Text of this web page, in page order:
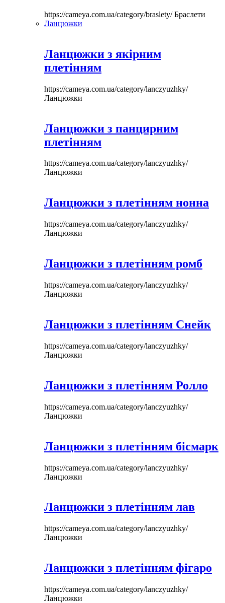
https://cameya.com.ua/category/braslety/Браслети
Ланцюжки
Ланцюжки з якірним
плетінням
https://cameya.com.ua/category/lanczyuzhky/
Ланцюжки
Ланцюжки з панцирним
плетінням
https://cameya.com.ua/category/lanczyuzhky/
Ланцюжки
Ланцюжки з плетінням нонна
https://cameya.com.ua/category/lanczyuzhky/
Ланцюжки
Ланцюжки з плетінням ромб
https://cameya.com.ua/category/lanczyuzhky/
Ланцюжки
Ланцюжки з плетінням Снейк
https://cameya.com.ua/category/lanczyuzhky/
Ланцюжки
Ланцюжки з плетінням Ролло
https://cameya.com.ua/category/lanczyuzhky/
Ланцюжки
Ланцюжки з плетінням бісмарк
https://cameya.com.ua/category/lanczyuzhky/
Ланцюжки
Ланцюжки з плетінням лав
https://cameya.com.ua/category/lanczyuzhky/
Ланцюжки
Ланцюжки з плетінням фігаро
https://cameya.com.ua/category/lanczyuzhky/
Ланцюжки